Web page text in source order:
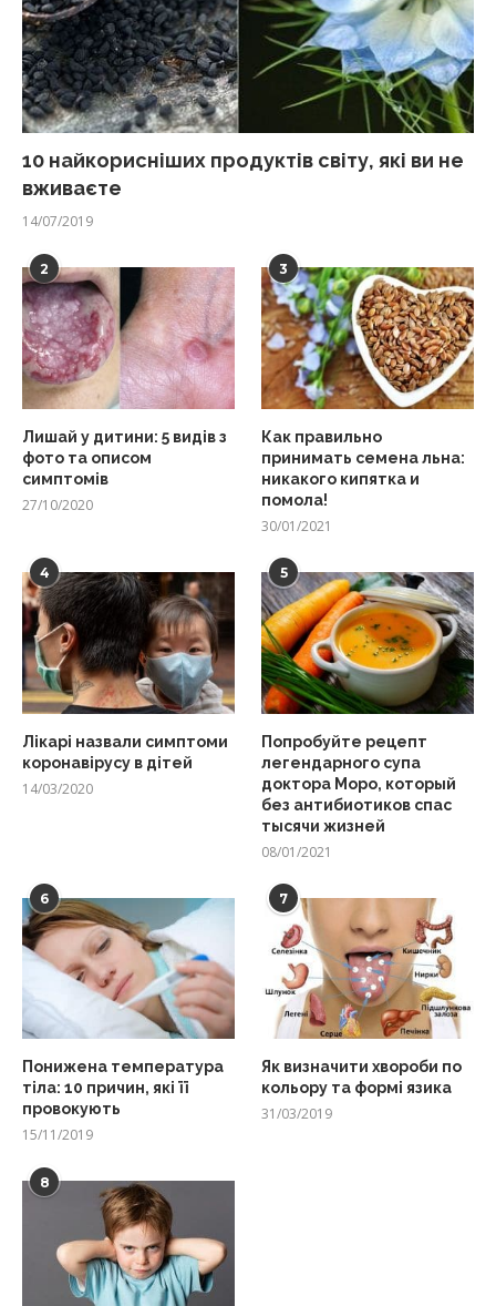
10 найкорисніших продуктів світу, які ви не
вживаєте
14/07/2019
2
Лишай у дитини: 5 видів з
фото та описом
симптомів
27/10/2020
3
Как правильно
принимать семена льна:
никакого кипятка и
помола!
30/01/2021
4
Лікарі назвали симптоми
коронавірусу в дітей
14/03/2020
5
Попробуйте рецепт
легендарного супа
доктора Моро, который
без антибиотиков спас
тысячи жизней
08/01/2021
6
Понижена температура
тіла: 10 причин, які її
провокують
15/11/2019
7
Як визначити хвороби по
кольору та формі язика
31/03/2019
8